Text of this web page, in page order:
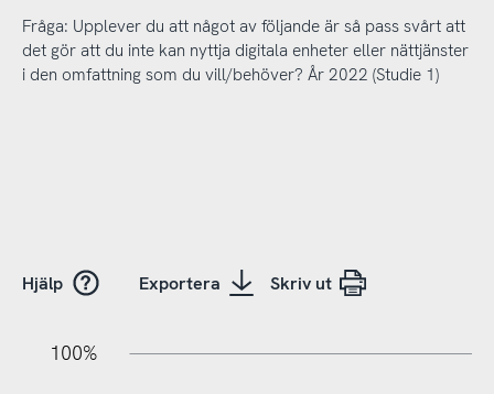
Fråga: Upplever du att något av följande är så pass svårt att
det gör att du inte kan nyttja digitala enheter eller nättjänster
i den omfattning som du vill/behöver? År 2022 (Studie 1)
Hjälp Exportera Skriv ut
100%